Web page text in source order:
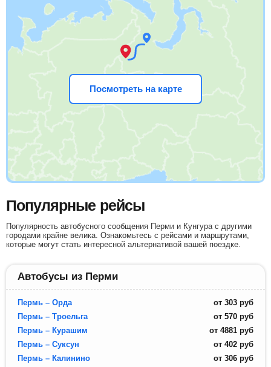
Посмотреть на карте
Популярные рейсы
Популярность автобусного сообщения Перми и Кунгура с другими
городами крайне велика. Ознакомьтесь с рейсами и маршрутами,
которые могут стать интересной альтернативой вашей поездке.
Автобусы из Перми
Пермь – Орда от 303 руб
Пермь – Троельга
от 570 руб
Пермь – Курашим
от 4881 руб
Пермь – Суксун
от 402 руб
Пермь – Калинино
от 306 руб